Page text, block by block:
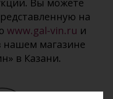
Вы можете
на
www.gal-vin.ru и
нашем магазине
в Казани.